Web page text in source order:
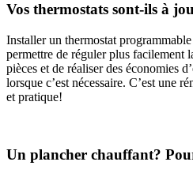
Vos thermostats sont-ils à
Installer un thermostat
permettre de réguler plus facilement
pièces et de réaliser des économies
lorsque c’est nécessaire. C’est une
et pratique!
Un plancher chauffant?